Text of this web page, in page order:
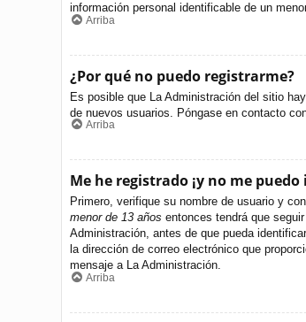
información personal identificable de un
Arriba
¿Por qué no puedo registrarme?
Es posible que La Administración del sitio
de nuevos usuarios. Póngase en contacto
Arriba
Me he registrado ¡y no me
Primero, verifique su nombre de usuario y
menor de 13 años entonces tendrá que
Administración, antes de que pueda
la dirección de correo electrónico que
mensaje a La Administración.
Arriba